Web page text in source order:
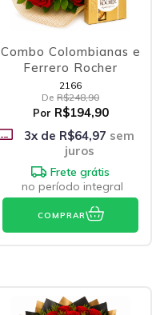
Combo Colombianas e
Ferrero Rocher
2166
De R$248,90
Por R$194,90
3x de R$64,97 sem
juros
Frete grátis
no período integral
COMPRAR